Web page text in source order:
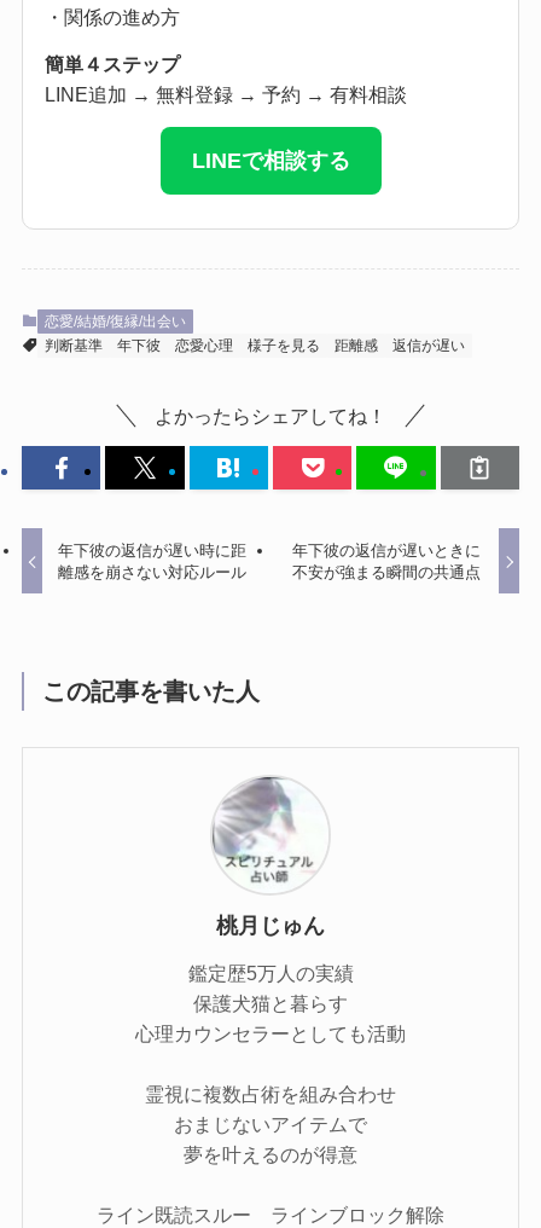
・関係の進め方
簡単４ステップ
LINE追加 → 無料登録 → 予約 → 有料相談
LINEで相談する
恋愛/結婚/復縁/出会い
判断基準
年下彼 恋愛心理 様子を見る 距離感 返信が遅い
よかったらシェアしてね！
年下彼の返信が遅い時に距
離感を崩さない対応ルール
年下彼の返信が遅いときに
不安が強まる瞬間の共通点
この記事を書いた人
桃月じゅん
鑑定歴5万人の実績
保護犬猫と暮らす
心理カウンセラーとしても活動
霊視に複数占術を組み合わせ
おまじないアイテムで
夢を叶えるのが得意
ライン既読スルー ラインブロック解除